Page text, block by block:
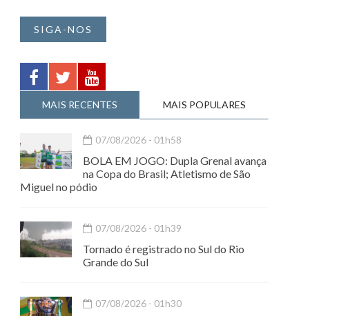
SIGA-NOS
MAIS RECENTES MAIS POPULARES
07/08/2026 - 01h58
BOLA EM JOGO: Dupla Grenal avança
na Copa do Brasil; Atletismo de São
Miguel no pódio
07/08/2026 - 01h39
Tornado é registrado no Sul do Rio
Grande do Sul
07/08/2026 - 01h30